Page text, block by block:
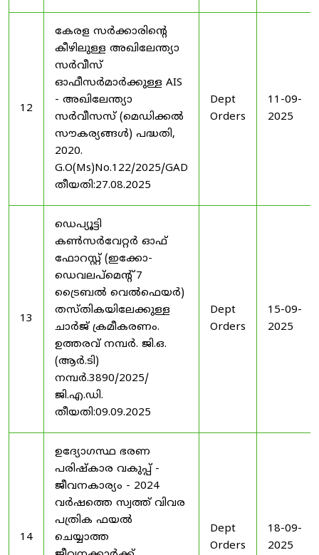
12
കേരള സർക്കാരിന്റെ
കീഴിലുള്ള അഖിലേന്ത്യാ
സർവീസ്
ഓഫീസർമാർക്കുള്ള AIS
- അഖിലേന്ത്യാ
സർവീസസ് (മെഡിക്കൽ
സൗകര്യങ്ങൾ) പദ്ധതി,
2020.
G.O(Ms)No.122/2025/GAD
തീയതി:27.08.2025
Dept
Orders
11-09-
2025
13
ഡെപ്യൂട്ടി
കൺസർവേറ്റർ ഓഫ്
ഫോറസ്റ്റ് (ഇക്കോ-
ഡെവലപ്മെന്റ് 7
ട്രൈബൽ വെൽഫെയർ)
തസ്തികയിലേക്കുള്ള
ചാർജ് ക്രമീകരണം.
ഉത്തരവ് നമ്പർ. ജി.ഒ.
(ആർ.ടി)
നമ്പർ.3890/2025/
ജി.എ.ഡി.
തീയതി:09.09.2025
Dept
Orders
15-09-
2025
14
ഉദ്യോഗസ്ഥ ഭരണ
പരിഷ്കാര വകുപ്പ് -
ജീവനകാര്യം - 2024
വർഷത്തെ സ്വത്ത് വിവര
പത്രിക ഫയൽ
ചെയ്യാത്ത
Dept
Orders
18-09-
2025